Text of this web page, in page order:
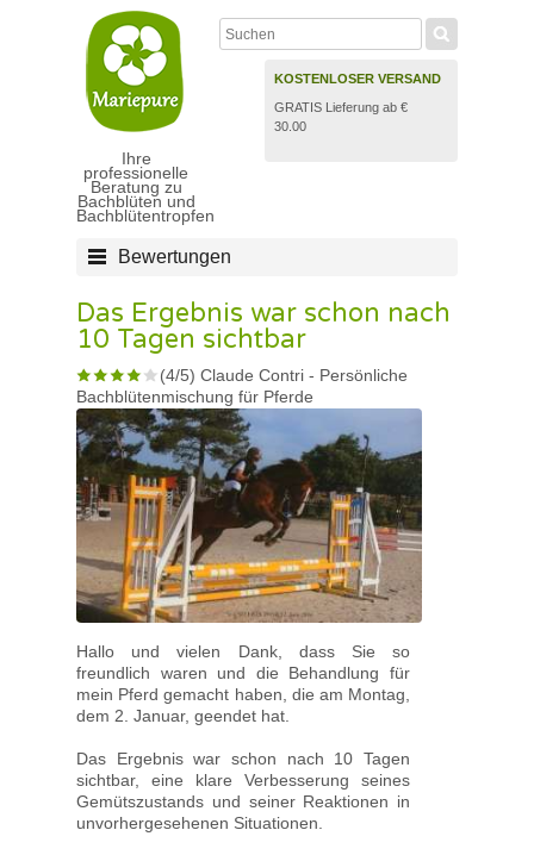
Ihre
professionelle
Beratung zu
Bachblüten und
Bachblütentropfen
KOSTENLOSER VERSAND
GRATIS Lieferung ab €
30.00
Bewertungen
Das Ergebnis war schon nach
10 Tagen sichtbar
(4/5) Claude Contri - Persönliche
Bachblütenmischung für Pferde
Hallo und vielen Dank, dass Sie so
freundlich waren und die Behandlung für
mein Pferd gemacht haben, die am Montag,
dem 2. Januar, geendet hat.
Das Ergebnis war schon nach 10 Tagen
sichtbar, eine klare Verbesserung seines
Gemütszustands und seiner Reaktionen in
unvorhergesehenen Situationen.